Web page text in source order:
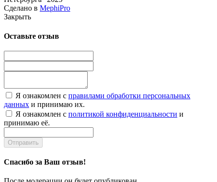
Сделано в MephiPro
Закрыть
Оставьте отзыв
Я ознакомлен с правилами обработки персональных
данных и принимаю их.
Я ознакомлен с политикой конфиденциальности и
принимаю её.
Отправить
Спасибо за Ваш отзыв!